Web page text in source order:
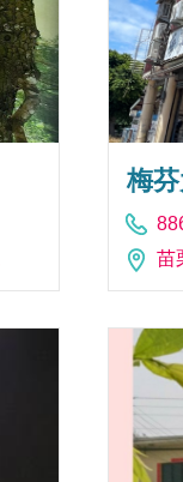
梅
苗